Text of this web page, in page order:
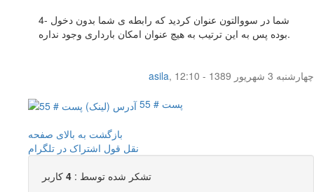
4- شما در سووالتون عنوان کردید که رابطه ی شما بدون دخول
بوده پس به این ترتیب به هیچ عنوان امکان بارداری وجود نداره.
asila,
چهار‌شنبه 3 شهریور 1389 - 12:10
پست # 55
بازگشت به بالای صفحه
نقل قول اشتراک در تلگرام
تشکر شده توسط : 4 کاربر